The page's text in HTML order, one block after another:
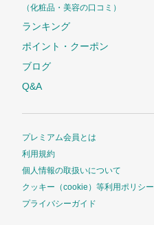
（化粧品・美容の口コミ）
ランキング
ポイント・クーポン
ブログ
Q&A
プレミアム会員とは
利用規約
個人情報の取扱いについて
クッキー（cookie）等利用ポリシー
プライバシーガイド